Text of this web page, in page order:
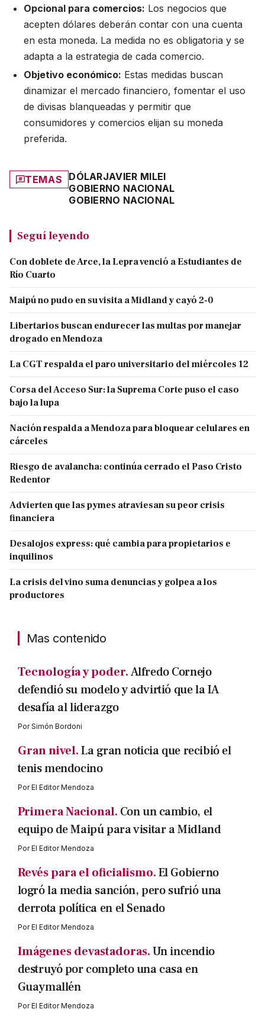
Opcional para comercios: Los negocios que
acepten dólares deberán contar con una cuenta
en esta moneda. La medida no es obligatoria y se
adapta a la estrategia de cada comercio.
Objetivo económico: Estas medidas buscan
dinamizar el mercado financiero, fomentar el uso
de divisas blanqueadas y permitir que
consumidores y comercios elijan su moneda
preferida.
TEMAS DÓLARJAVIER MILEI
GOBIERNO NACIONAL
GOBIERNO NACIONAL
Seguí leyendo
Con doblete de Arce, la Lepra venció a Estudiantes de
Río Cuarto
Maipú no pudo en su visita a Midland y cayó 2-0
Libertarios buscan endurecer las multas por manejar
drogado en Mendoza
La CGT respalda el paro universitario del miércoles 12
Corsa del Acceso Sur: la Suprema Corte puso el caso
bajo la lupa
Nación respalda a Mendoza para bloquear celulares en
cárceles
Riesgo de avalancha: continúa cerrado el Paso Cristo
Redentor
Advierten que las pymes atraviesan su peor crisis
financiera
Desalojos express: qué cambia para propietarios e
inquilinos
La crisis del vino suma denuncias y golpea a los
productores
Mas contenido
Tecnología y poder.Alfredo Cornejo
defendió su modelo y advirtió que la IA
desafía al liderazgo
PorSimón Bordoni
Gran nivel.La gran noticia que recibió el
tenis mendocino
PorEl Editor Mendoza
Primera Nacional. Con un cambio, el
equipo de Maipú para visitar a Midland
PorEl Editor Mendoza
Revés para el oficialismo.El Gobierno
logró la media sanción, pero sufrió una
derrota política en el Senado
PorEl Editor Mendoza
Imágenes devastadoras.Un incendio
destruyó por completo una casa en
Guaymallén
PorEl Editor Mendoza